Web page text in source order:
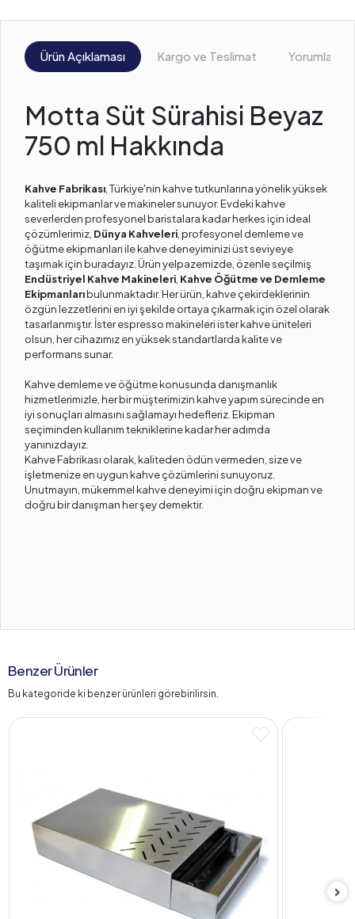
Ürün Açıklaması Kargo ve Teslimat Yorumlar
Motta Süt Sürahisi Beyaz
750 ml Hakkında
Kahve Fabrikası , Türkiye'nin kahve tutkunlarına yönelik yüksek
kaliteli ekipmanlar ve makineler sunuyor. Evdeki kahve
severlerden profesyonel baristalara kadar herkes için ideal
çözümlerimiz, Dünya Kahveleri , profesyonel demleme ve
öğütme ekipmanları ile kahve deneyiminizi üst seviyeye
taşımak için buradayız. Ürün yelpazemizde, özenle seçilmiş
Endüstriyel Kahve Makineleri Kahve Öğütme ve Demleme
Ekipmanlarıbulunmaktadır. Her ürün, kahve çekirdeklerinin
özgün lezzetlerini en iyi şekilde ortaya çıkarmak için özel olarak
tasarlanmıştır. İster espresso makineleri ister kahve üniteleri
olsun, her cihazımız en yüksek standartlarda kalite ve
performans sunar.
Kahve demleme ve öğütme konusunda danışmanlık
hizmetlerimizle, her bir müşterimizin kahve yapım sürecinde en
iyi sonuçları almasını sağlamayı hedefleriz. Ekipman
seçiminden kullanım tekniklerine kadar her adımda
yanınızdayız.
Kahve Fabrikası olarak, kaliteden ödün vermeden, size ve
işletmenize en uygun kahve çözümlerini sunuyoruz.
Unutmayın, mükemmel kahve deneyimi için doğru ekipman ve
doğru bir danışman her şey demektir.
Benzer Ürünler
Bu kategoride ki benzer ürünleri görebirilirsin.